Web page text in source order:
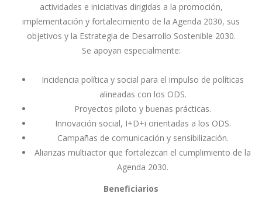
actividades e iniciativas dirigidas a la promoción,
implementación y fortalecimiento de la Agenda 2030, sus
objetivos y la Estrategia de Desarrollo Sostenible 2030.
Se apoyan especialmente:
Incidencia política y social para el impulso de políticas
alineadas con los ODS.
Proyectos piloto y buenas prácticas.
Innovación social, I+D+i orientadas a los ODS.
Campañas de comunicación y sensibilización.
Alianzas multiactor que fortalezcan el cumplimiento de la
Agenda 2030.
Beneficiarios